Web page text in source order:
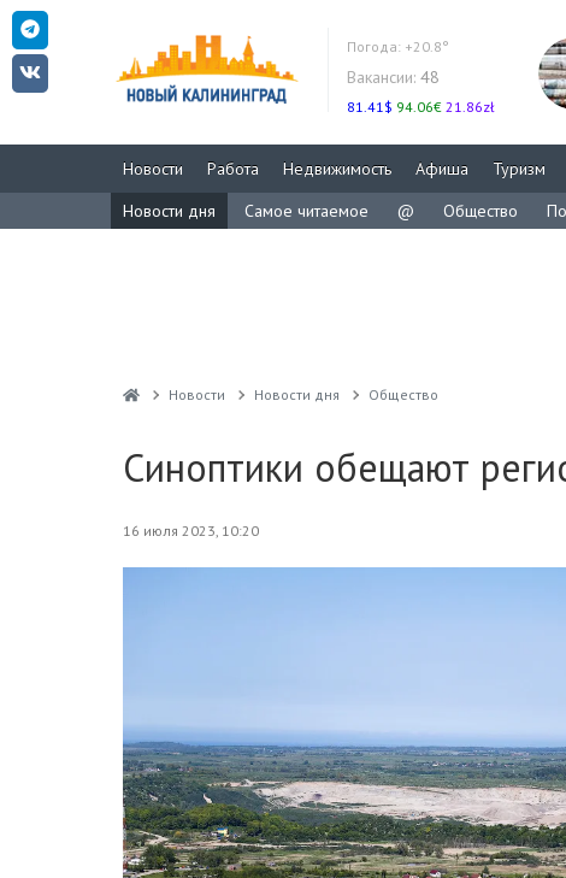
Погода: +20.8°
Вакансии: 48
81.41$ 94.06€ 21.86zł
Новости Работа Недвижимость Афиша Туризм
Новости дня
Самое читаемое @ Общество
Новости Новости дня Общество
Синоптики обещают
16 июля 2023, 10:20